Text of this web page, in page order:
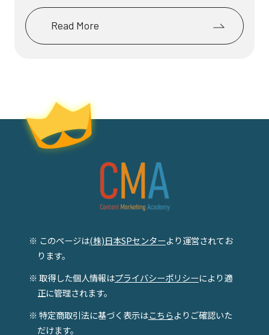
ング・サ...
Read More
※ このページは(株)日本SPセンターより運営されてお
ります。
※ 取得した個人情報はプライバシーポリシーにより適
正に管理されます。
※ 特定商取引法に基づく表示はこちらよりご確認いた
だけます。